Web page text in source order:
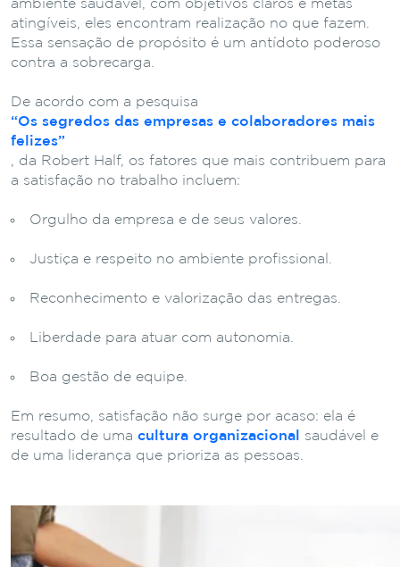
ambiente saudável, com objetivos claros e metas
atingíveis, eles encontram realização no que fazem.
Essa sensação de propósito é um antídoto poderoso
contra a sobrecarga.
De acordo com a pesquisa
“Os segredos das empresas e colaboradores mais
felizes”
, da Robert Half, os fatores que mais contribuem para
a satisfação no trabalho incluem:
Orgulho da empresa e de seus valores.
Justiça e respeito no ambiente profissional.
Reconhecimento e valorização das entregas.
Liberdade para atuar com autonomia.
Boa gestão de equipe.
Em resumo, satisfação não surge por acaso: ela é
resultado de uma cultura organizacional
saudável e
de uma liderança que prioriza as pessoas.